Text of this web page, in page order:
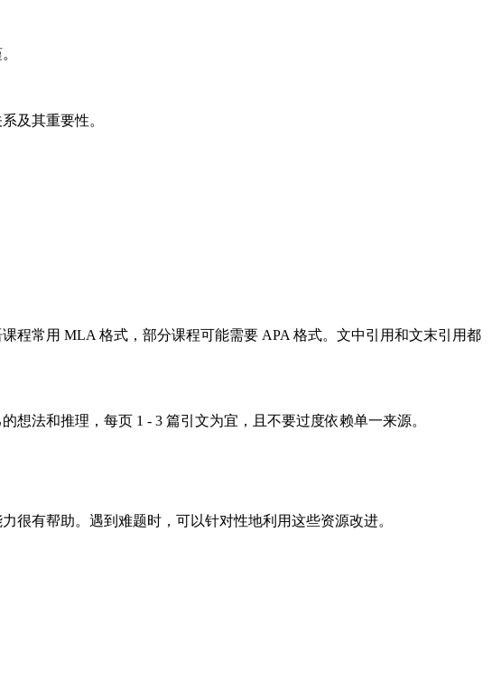
及其重要性。
程常用 MLA 格式，部分课程可能需要 APA 格式。文中引用和文末引用都
法和推理，每页 1 - 3 篇引文为宜，且不要过度依赖单一来源。
很有帮助。遇到难题时，可以针对性地利用这些资源改进。